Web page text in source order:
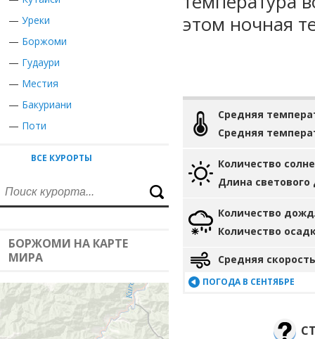
— Уреки
— Боржоми
— Гудаури
— Местия
— Бакуриани
— Поти
ВСЕ КУРОРТЫ
БОРЖОМИ НА КАРТЕ
МИРА
этом ночная
Средняя
Средняя
Количество
Длина светового
Количество
Количество
Средняя
ПОГОДА В СЕНТЯБРЕ